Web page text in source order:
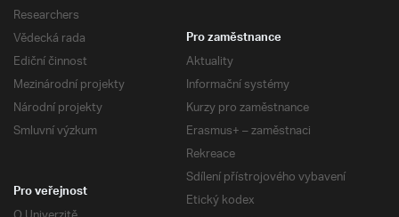
Researchers
Vědecká rada
Ediční činnost
Mezinárodní projekty
Národní projekty
Smluvní výzkum
Pro zaměstnance
Aktuality
Informační systémy
Kurzy pro zaměstnance
Erasmus+ – zaměstnaci
Rekreace
Sdílení přístrojového vybavení
Etický kodex
Pro veřejnost